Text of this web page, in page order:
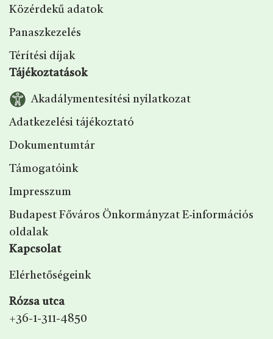
Közérdekű adatok
Panaszkezelés
Térítési díjak
Tájékoztatások
Akadálymentesítési nyilatkozat
Adatkezelési tájékoztató
Dokumentumtár
Támogatóink
Impresszum
Budapest Főváros Önkormányzat E‑információs
oldalak
Kapcsolat
Elérhetőségeink
Rózsa utca
+36-1-311-4850